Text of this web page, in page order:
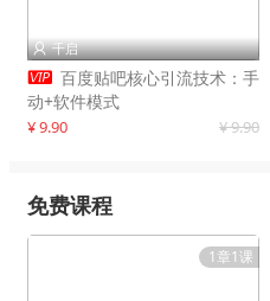
 千启
 百度贴吧核心引流技术：手
动+软件模式
¥ 9.90 ¥ 9.90
免费课程
1章1课